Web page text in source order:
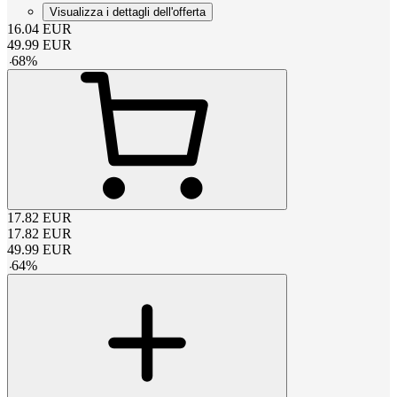
Visualizza i dettagli dell'offerta
16.04 EUR
49.99 EUR
-68%
17.82 EUR
17.82 EUR
49.99 EUR
-64%